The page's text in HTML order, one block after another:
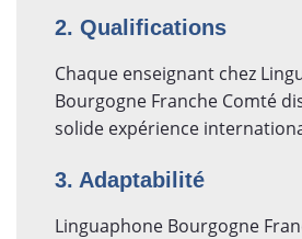
2. Qualifications
Chaque enseignant chez
Bourgogne Franche Comté
solide expérience
3. Adaptabilité
Linguaphone Bourgogne